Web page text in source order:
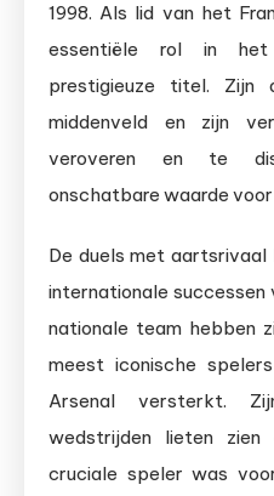
1998. Als lid van het
essentiële rol in
prestigieuze titel. Zijn
middenveld en zijn
veroveren en te
onschatbare waarde
De duels met aartsrivaal
internationale successen
nationale team hebben
meest iconische
Arsenal versterkt.
wedstrijden lieten
cruciale speler was